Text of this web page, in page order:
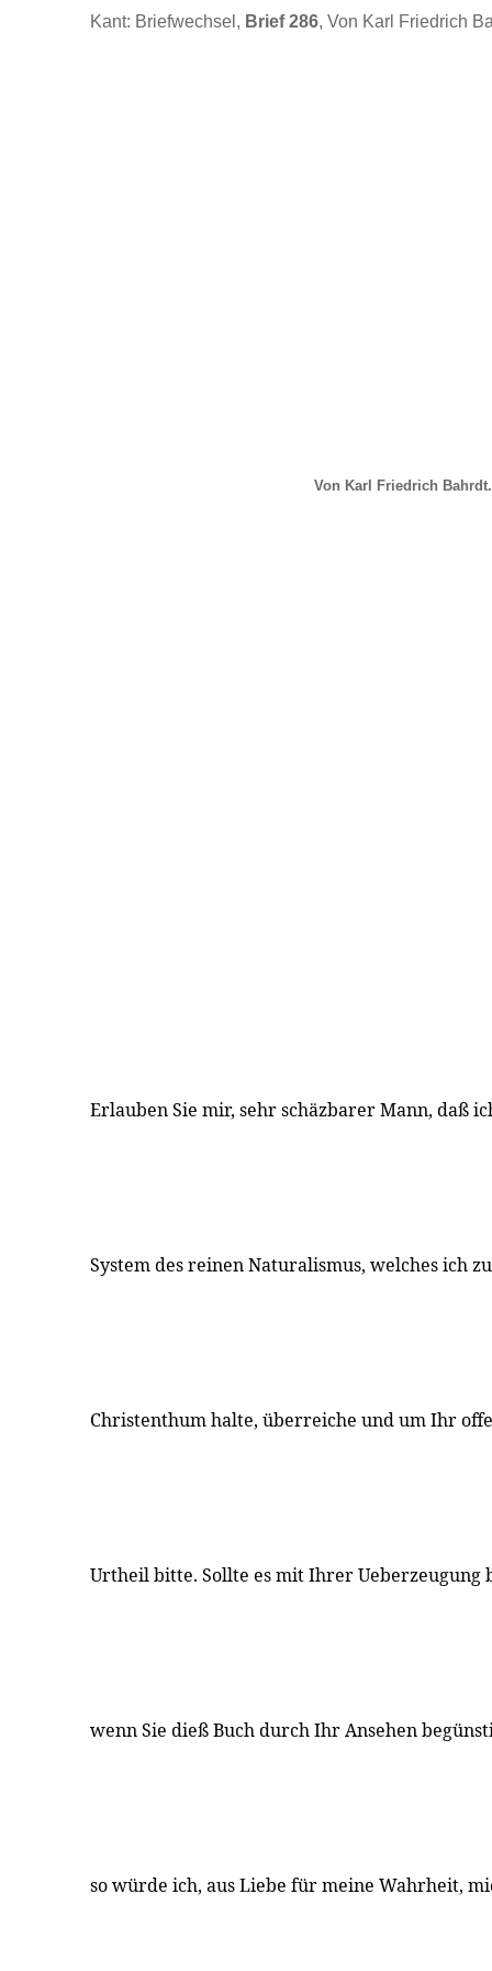
Kant: Briefwechsel, Brief 286, Von Karl Friedrich
Von Karl Friedrich Bahrdt.
Erlauben Sie mir, sehr schäzbarer Mann, daß
System des reinen Naturalismus, welches ich
Christenthum halte, überreiche und um Ihr
Urtheil bitte. Sollte es mit Ihrer Ueberzeugung
wenn Sie dieß Buch durch Ihr Ansehen
so würde ich, aus Liebe für meine Wahrheit,